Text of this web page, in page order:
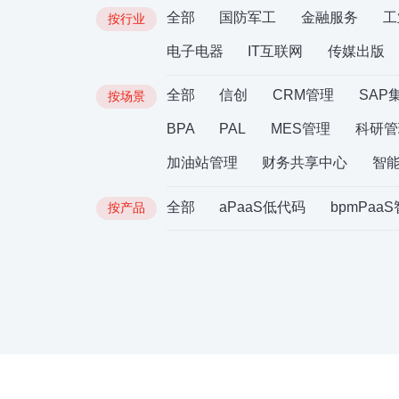
按行业 全部 国防军工 金融服务
电子电器 IT互联网 传媒出版
按场景 全部 信创 CRM管理 SAP
BPA PAL MES管理 科研
加油站管理 财务共享中心 智
按产品 全部 aPaaS低代码 bpmPaaS